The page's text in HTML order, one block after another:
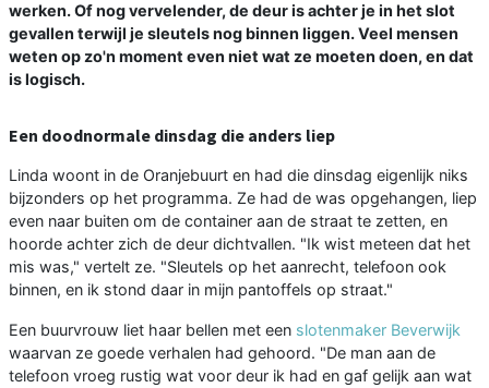
werken. Of nog vervelender, de deur is achter je in het slot
gevallen terwijl je sleutels nog binnen liggen. Veel mensen
weten op zo'n moment even niet wat ze moeten doen, en dat
is logisch.
Een doodnormale dinsdag die anders liep
Linda woont in de Oranjebuurt en had die dinsdag eigenlijk niks
bijzonders op het programma. Ze had de was opgehangen, liep
even naar buiten om de container aan de straat te zetten, en
hoorde achter zich de deur dichtvallen. "Ik wist meteen dat het
mis was," vertelt ze. "Sleutels op het aanrecht, telefoon ook
binnen, en ik stond daar in mijn pantoffels op straat."
Een buurvrouw liet haar bellen met een slotenmaker Beverwijk
waarvan ze goede verhalen had gehoord. "De man aan de
telefoon vroeg rustig wat voor deur ik had en gaf gelijk aan wat